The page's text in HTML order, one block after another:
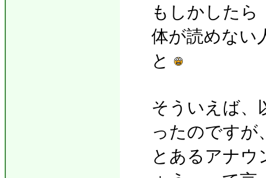
もしかしたら
体が読めない
と
そういえば、
ったのですが
とあるアナ